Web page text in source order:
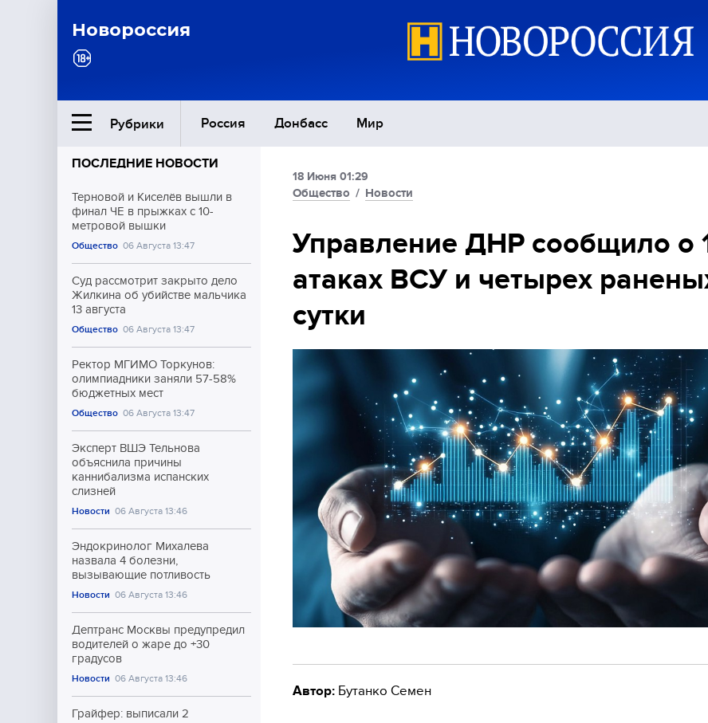
Новороссия
Рубрики Россия Донбасс Мир
Ближний Восток Политика
Общество
Экономика
Культура
Спорт
ПОСЛЕДНИЕ НОВОСТИ
Терновой и Киселёв вышли в
финал ЧЕ в прыжках с 10-
метровой вышки
Общество 06 Августа 13:47
Суд рассмотрит закрыто дело
Жилкина об убийстве мальчика
13 августа
Общество 06 Августа 13:47
Ректор МГИМО Торкунов:
олимпиадники заняли 57-58%
бюджетных мест
Общество 06 Августа 13:47
Эксперт ВШЭ Тельнова
объяснила причины
каннибализма испанских
слизней
Новости 06 Августа 13:46
Эндокринолог Михалева
назвала 4 болезни,
вызывающие потливость
Новости 06 Августа 13:46
Дептранс Москвы предупредил
водителей о жаре до +30
градусов
Новости 06 Августа 13:46
Грайфер: выписали 2
18 Июня 01:29
Общество / Новости
Управление ДНР сообщило о
атаках ВСУ и четырех
сутки
Автор: Бутанко Семен